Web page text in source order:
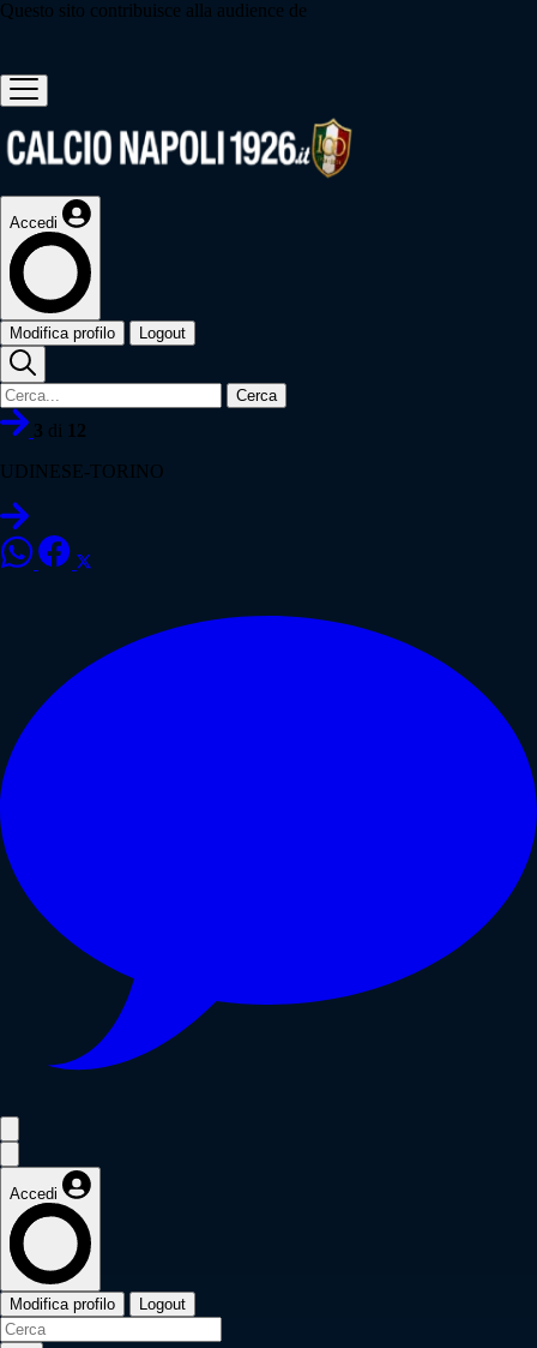
Questo sito contribuisce alla audience de
Accedi
Modifica profilo Logout
Cerca
3 di 12
UDINESE-TORINO
Accedi
Modifica profilo Logout